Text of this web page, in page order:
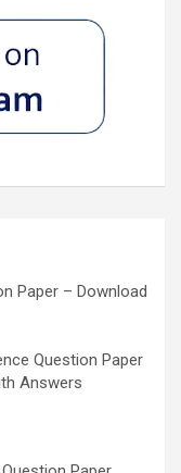
Paper – Download
Question Paper
Answers